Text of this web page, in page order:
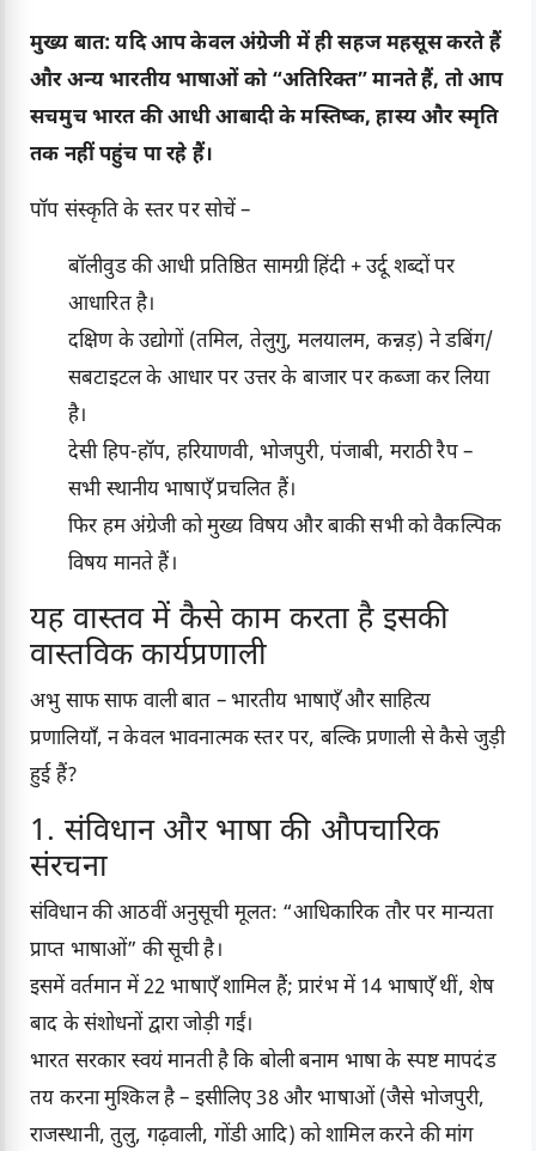
मुख्य बात: यदि आप केवल अंग्रेजी में ही सहज महसूस करते हैं
और अन्य भारतीय भाषाओं को “अतिरिक्त” मानते हैं, तो आप
सचमुच भारत की आधी आबादी के मस्तिष्क, हास्य और स्मृति
तक नहीं पहुंच पा रहे हैं।
पॉप संस्कृति के स्तर पर सोचें –
बॉलीवुड की आधी प्रतिष्ठित सामग्री हिंदी + उर्दू शब्दों पर
आधारित है।
दक्षिण के उद्योगों (तमिल, तेलुगु, मलयालम, कन्नड़) ने डबिंग/
सबटाइटल के आधार पर उत्तर के बाजार पर कब्जा कर लिया
है।
देसी हिप-हॉप, हरियाणवी, भोजपुरी, पंजाबी, मराठी रैप –
सभी स्थानीय भाषाएँ प्रचलित हैं।
फिर हम अंग्रेजी को मुख्य विषय और बाकी सभी को वैकल्पिक
विषय मानते हैं।
यह वास्तव में कैसे काम करता है इसकी
वास्तविक कार्यप्रणाली
अभु साफ साफ वाली बात – भारतीय भाषाएँ और साहित्य
प्रणालियाँ, न केवल भावनात्मक स्तर पर, बल्कि प्रणाली से कैसे जुड़ी
हुई हैं?
1. संविधान और भाषा की औपचारिक
संरचना
संविधान की आठवीं अनुसूची मूलतः “आधिकारिक तौर पर मान्यता
प्राप्त भाषाओं” की सूची है।
इसमें वर्तमान में 22 भाषाएँ शामिल हैं; प्रारंभ में 14 भाषाएँ थीं, शेष
बाद के संशोधनों द्वारा जोड़ी गईं।
भारत सरकार स्वयं मानती है कि बोली बनाम भाषा के स्पष्ट मापदंड
तय करना मुश्किल है – इसीलिए 38 और भाषाओं (जैसे भोजपुरी,
राजस्थानी, तुलु, गढ़वाली, गोंडी आदि) को शामिल करने की मांग